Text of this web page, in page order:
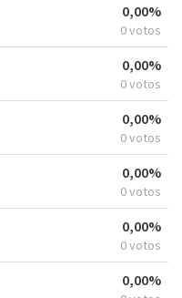
0,00%
0 votos
0,00%
0 votos
0,00%
0 votos
0,00%
0 votos
0,00%
0 votos
0,00%